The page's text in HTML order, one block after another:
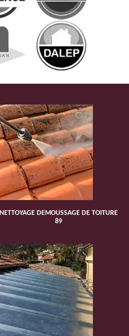
NETTOYAGE DEMOUSSAGE DE TOITURE
89